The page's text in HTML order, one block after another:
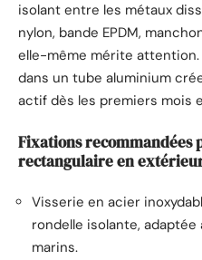
isolant entre les métaux
nylon, bande EPDM,
elle-même mérite attention.
dans un tube aluminium
actif dès les premiers mois
Fixations recommandées
rectangulaire en
Visserie en acier
rondelle isolante,
marins.